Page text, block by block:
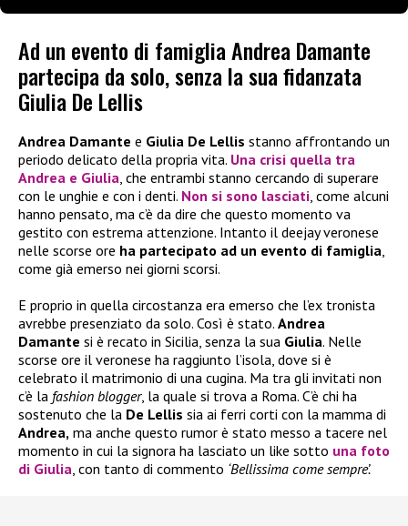
Ad un evento di famiglia Andrea Damante
partecipa da solo, senza la sua fidanzata
Giulia De Lellis
Andrea Damante e Giulia De Lellis stanno affrontando un
periodo delicato della propria vita. Una crisi quella tra
Andrea e Giulia, che entrambi stanno cercando di superare
con le unghie e con i denti. Non si sono lasciati, come alcuni
hanno pensato, ma c’è da dire che questo momento va
gestito con estrema attenzione. Intanto il deejay veronese
nelle scorse ore ha partecipato ad un evento di famiglia,
come già emerso nei giorni scorsi.
E proprio in quella circostanza era emerso che l’ex tronista
avrebbe presenziato da solo. Così è stato. Andrea
Damante si è recato in Sicilia, senza la sua Giulia. Nelle
scorse ore il veronese ha raggiunto l’isola, dove si è
celebrato il matrimonio di una cugina. Ma tra gli invitati non
c’è la fashion blogger, la quale si trova a Roma. C’è chi ha
sostenuto che la De Lellis sia ai ferri corti con la mamma di
Andrea, ma anche questo rumor è stato messo a tacere nel
momento in cui la signora ha lasciato un like sotto una foto
di Giulia, con tanto di commento ‘Bellissima come sempre’.